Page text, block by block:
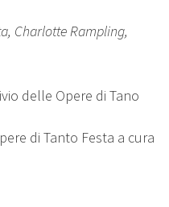
Charlotte Rampling,
delle Opere di Tano
di Tanto Festa a cura